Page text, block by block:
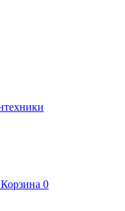
Корзина 0